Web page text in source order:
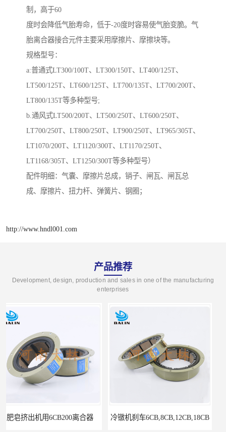
制，高于60
度时会降低气胎寿命，低于-20度时容易使气胎变脆。气
胎离合器接合元件主要采用摩擦片、摩擦块等。
规格型号：
a:普通式LT300/100T、LT300/150T、LT400/125T、
LT500/125T、LT600/125T、LT700/135T、LT700/200T、
LT800/135T等多种型号;
b.通风式LT500/200T、LT500/250T、LT600/250T、
LT700/250T、LT800/250T、LT900/250T、LT965/305T、
LT1070/200T、LT1120/300T、LT1170/250T、
LT1168/305T、LT1250/300T等多种型号）
配件明细：气囊、摩擦片总成，销子、闸瓦、闸瓦总
成、摩擦片、扭力杆、弹簧片、钢圈；
http://www.hndl001.com
产品推荐
Development, design, production and sales in one of the manufacturing
enterprises
冷镦机刹车6CB,8CB,12CB,18CB Airflex同等6CB200离合器